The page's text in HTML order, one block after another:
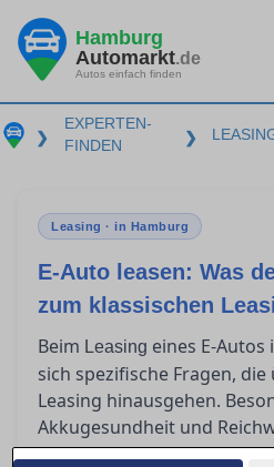
Hamburg
Automarkt.de
Autos einfach finden
❯
EXPERTEN-
FINDEN
❯
Leasing · in Hamburg
E-Auto leasen: Was
zum klassischen
Beim Leasing eines E-
sich spezifische Fragen,
Leasing hinausgehen.
Akkugesundheit und
sollten im Vertrag klar